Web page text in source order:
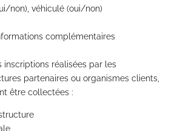
non), véhiculé (oui/non)
complémentaires
inscriptions réalisées par les
partenaires ou organismes clients,
être collectées :